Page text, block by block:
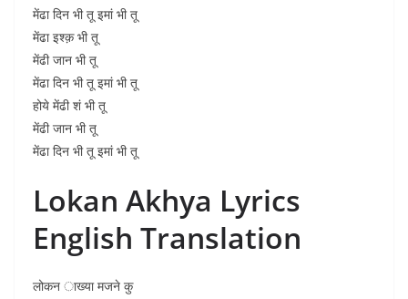
मेंढा दिन भी तू इमां भी तू
मेंढा इश्क़ भी तू
मेंढी जान भी तू
मेंढा दिन भी तू इमां भी तू
होये मेंढी शं भी तू
मेंढी जान भी तू
मेंढा दिन भी तू इमां भी तू
Lokan Akhya Lyrics
English Translation
लोकन ाख्या मजने कु